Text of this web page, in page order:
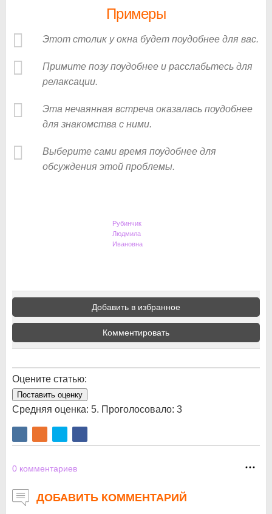
Примеры
Этот столик у окна будет поудобнее для вас.
Примите позу поудобнее и расслабьтесь для
релаксации.
Эта нечаянная встреча оказалась поудобнее
для знакомства с ними.
Выберите сами время поудобнее для
обсуждения этой проблемы.
Рубинчик
Людмила
Ивановна
Добавить в избранное
Комментировать
Оцените статью:
Поставить оценку
Средняя оценка: 5. Проголосовало: 3
0 комментариев
ДОБАВИТЬ КОММЕНТАРИЙ